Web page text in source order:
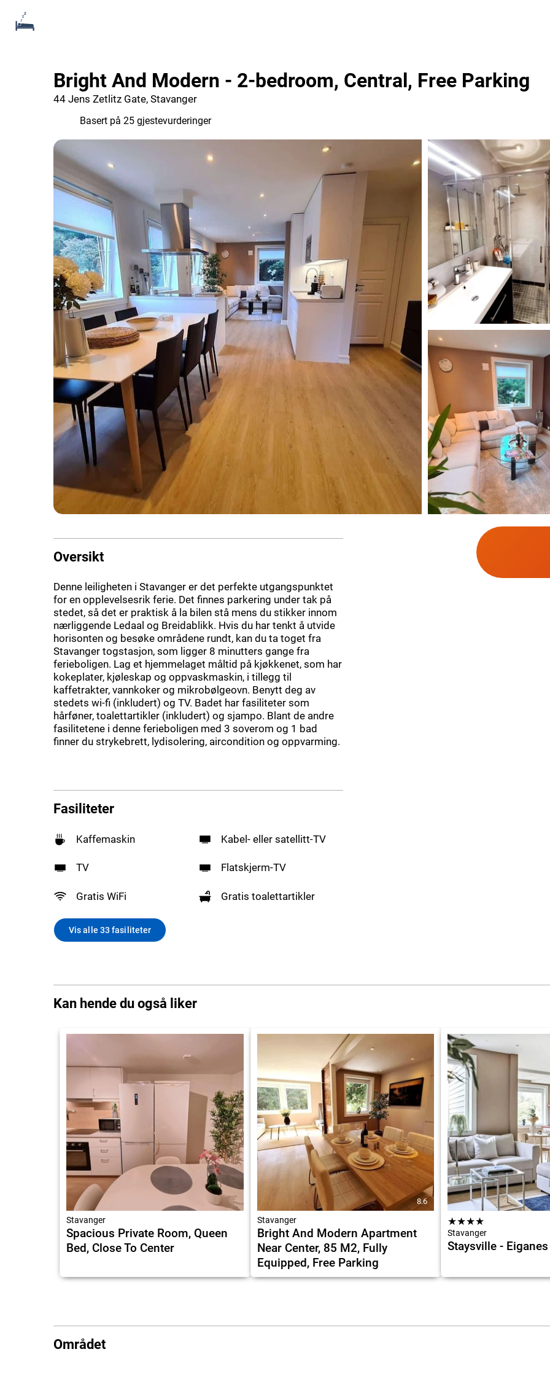
Bright And Modern - 2-bedroom, Central, Free Parking
44 Jens Zetlitz Gate, Stavanger
Basert på 25 gjestevurderinger
Oversikt
Denne leiligheten i Stavanger er det perfekte utgangspunktet
for en opplevelsesrik ferie. Det finnes parkering under tak på
stedet, så det er praktisk å la bilen stå mens du stikker innom
nærliggende Ledaal og Breidablikk. Hvis du har tenkt å utvide
horisonten og besøke områdene rundt, kan du ta toget fra
Stavanger togstasjon, som ligger 8 minutters gange fra
ferieboligen. Lag et hjemmelaget måltid på kjøkkenet, som har
kokeplater, kjøleskap og oppvaskmaskin, i tillegg til
kaffetrakter, vannkoker og mikrobølgeovn. Benytt deg av
stedets wi-fi (inkludert) og TV. Badet har fasiliteter som
hårføner, toalettartikler (inkludert) og sjampo. Blant de andre
fasilitetene i denne ferieboligen med 3 soverom og 1 bad
finner du strykebrett, lydisolering, aircondition og oppvarming.
Fasiliteter
Kaffemaskin Kabel- eller satellitt-TV
TV Flatskjerm-TV
Gratis WiFi Gratis toalettartikler
Vis alle 33 fasiliteter
Kan hende du også liker
Stavanger
Spacious Private Room, Queen
Bed, Close To Center
8.6
Stavanger
Bright And Modern Apartment
Near Center, 85 M2, Fully
Equipped, Free Parking
★★★★
Stavanger
Staysville - Eiganes
Området